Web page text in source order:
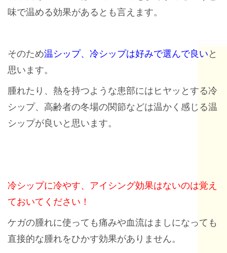
味で温める効果があるとも言えます。
そのため温シップ、冷シップは好みで選んで良いと
思います。
腫れたり、熱を持つような患部にはヒヤッとする冷
シップ、高齢者の冬場の関節などは温かく感じる温
シップが良いと思います。
冷シップに冷やす、アイシング効果はないのは覚え
ておいてください！
ケガの腫れに使っても痛みや血流はましになっても
直接的な腫れをひかす効果がありません。